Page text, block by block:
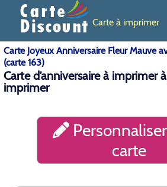
Carte à imprimer
Carte Joyeux Anniversaire Fleur Mauve
(carte 163)
Carte d’anniversaire à imprimer
imprimer
carte